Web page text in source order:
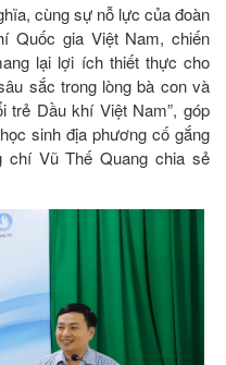
cùng sự nỗ lực của đoàn
Quốc gia Việt Nam, chiến
lại lợi ích thiết thực cho
sắc trong lòng bà con và
trẻ Dầu khí Việt Nam”, góp
sinh địa phương cố gắng
chí Vũ Thế Quang chia sẻ